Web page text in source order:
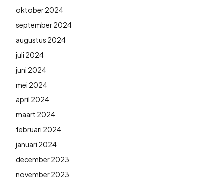
oktober 2024
september 2024
augustus 2024
juli 2024
juni 2024
mei 2024
april 2024
maart 2024
februari 2024
januari 2024
december 2023
november 2023